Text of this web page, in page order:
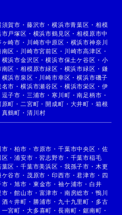
須賀市 ・ 藤沢市 ・横浜市青葉区 ・ 相模
市戸塚区 ・ 横浜市鶴見区 ・相模原市中
ヶ崎市 ・ 川崎市中原区 ・ 横浜市神奈川
南区 ・ 川崎市宮前区 ・ 川崎市高津区 ・
横浜市金沢区 ・横浜市保土ケ谷区 ・ 小
南区 ・相模原市緑区 ・ 横浜市緑区 ・ 鎌
横浜市泉区 ・ 川崎市幸区 ・横浜市磯子
名市 ・横浜市瀬谷区 ・ 横浜市栄区 ・ 伊
逗子市 ・ 三浦市 ・寒川町 ・南足柄市 ・
原町 ・ 二宮町 ・開成町 ・ 大井町 ・ 箱根
真鶴町 ・ 清川村
市 ・柏市 ・ 市原市 ・ 千葉市中央区 ・ 佐
区 ・浦安市 ・習志野市 ・ 千葉市稲毛
葉区 ・千葉市美浜区 ・ 我孫子市 ・ 木更
ケ谷市 ・ 茂原市 ・印西市 ・君津市 ・ 四
市 ・旭市 ・ 東金市 ・ 袖ケ浦市 ・ 白井
市 ・館山市 ・ 富津市 ・ 南房総市 ・ 鴨川
酒々井町 ・ 勝浦市 ・ 九十九里町 ・ 多古
一宮町 ・ 大多喜町 ・ 長南町 ・鋸南町 ・